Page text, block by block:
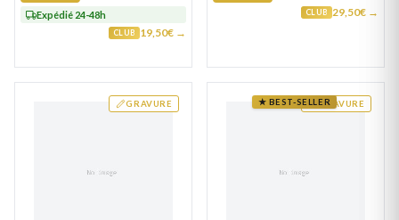
Expédié 24-48h
CLUB 19,50€ →
CLUB 29,50€ →
GRAVURE GRAVURE
★ BEST-SELLER